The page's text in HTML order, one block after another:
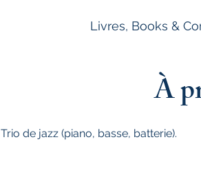
Livres, Books &
À
Trio de jazz (piano, basse, batterie).